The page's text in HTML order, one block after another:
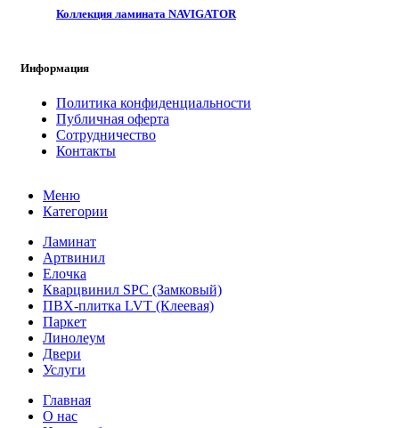
Коллекция ламината NAVIGATOR
Информация
Политика конфиденциальности
Публичная оферта
Сотрудничество
Контакты
Меню
Категории
Ламинат
Артвинил
Елочка
Кварцвинил SPC (Замковый)
ПВХ-плитка LVT (Клеевая)
Паркет
Линолеум
Двери
Услуги
Главная
О нас